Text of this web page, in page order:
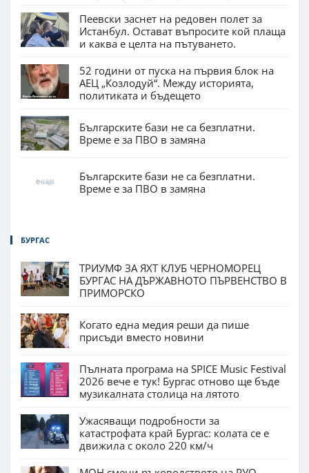
Пеевски заснет на редовен полет за
Истанбул. Остават въпросите кой плаща
и каква е целта на пътуването.
52 години от пуска на първия блок на
АЕЦ „Козлодуй“. Между историята,
политиката и бъдещето
Българските бази не са безплатни.
Време е за ПВО в замяна
Българските бази не са безплатни.
Време е за ПВО в замяна
БУРГАС
ТРИУМФ ЗА ЯХТ КЛУБ ЧЕРНОМОРЕЦ
БУРГАС НА ДЪРЖАВНОТО ПЪРВЕНСТВО В
ПРИМОРСКО
Когато една медия реши да пише
присъди вместо новини
Пълната програма на SPICE Music Festival
2026 вече е тук! Бургас отново ще бъде
музикалната столица на лятото
Ужасяващи подробности за
катастрофата край Бургас: колата се е
движила с около 220 км/ч